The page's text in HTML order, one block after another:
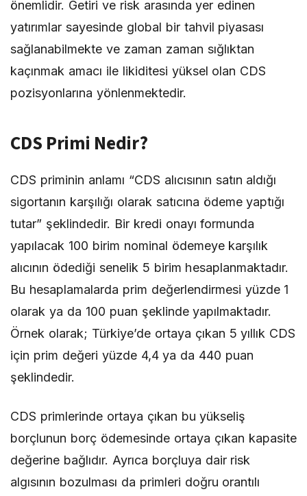
önemlidir. Getiri ve risk arasında yer edinen
yatırımlar sayesinde global bir tahvil piyasası
sağlanabilmekte ve zaman zaman sığlıktan
kaçınmak amacı ile likiditesi yüksel olan CDS
pozisyonlarına yönlenmektedir.
CDS Primi Nedir?
CDS priminin anlamı “CDS alıcısının satın aldığı
sigortanın karşılığı olarak satıcına ödeme yaptığı
tutar” şeklindedir. Bir kredi onayı formunda
yapılacak 100 birim nominal ödemeye karşılık
alıcının ödediği senelik 5 birim hesaplanmaktadır.
Bu hesaplamalarda prim değerlendirmesi yüzde 1
olarak ya da 100 puan şeklinde yapılmaktadır.
Örnek olarak; Türkiye’de ortaya çıkan 5 yıllık CDS
için prim değeri yüzde 4,4 ya da 440 puan
şeklindedir.
CDS primlerinde ortaya çıkan bu yükseliş
borçlunun borç ödemesinde ortaya çıkan kapasite
değerine bağlıdır. Ayrıca borçluya dair risk
algısının bozulması da primleri doğru orantılı